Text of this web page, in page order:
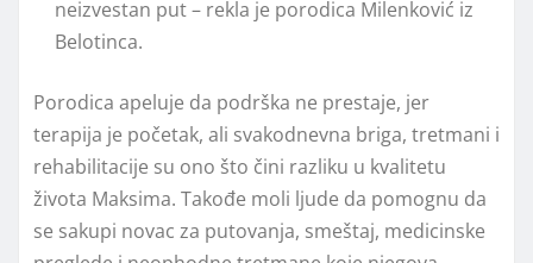
neizvestan put – rekla je porodica Milenković iz
Belotinca.
Porodica apeluje da podrška ne prestaje, jer
terapija je početak, ali svakodnevna briga, tretmani i
rehabilitacije su ono što čini razliku u kvalitetu
života Maksima. Takođe moli ljude da pomognu da
se sakupi novac za putovanja, smeštaj, medicinske